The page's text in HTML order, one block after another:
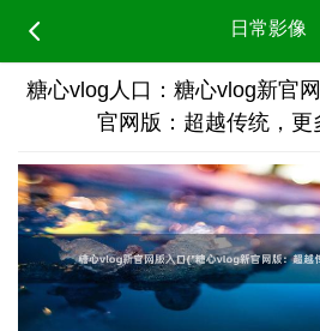
 日常影像
糖心vlog人口：糖心vlog新官
官网版：超越传统，更